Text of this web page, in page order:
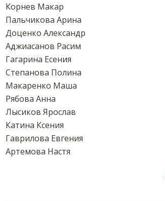
Корнев Макар
Пальчикова Арина
Доценко Александр
Аджиасанов Расим
Гагарина Есения
Степанова Полина
Макаренко Маша
Рябова Анна
Лысиков Ярослав
Катина Ксения
Гаврилова Евгения
Артемова Настя